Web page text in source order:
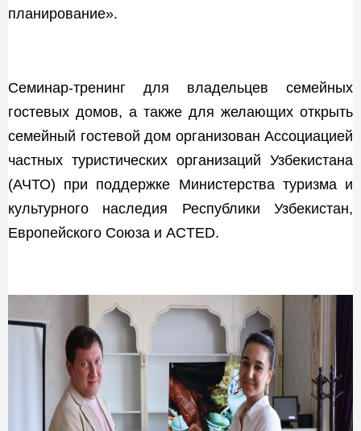
планирование».
Семинар-тренинг для владельцев семейных
гостевых домов, а также для желающих открыть
семейный гостевой дом организован Ассоциацией
частных туристических организаций Узбекистана
(АЧТО) при поддержке Министерства туризма и
культурного наследия Республики Узбекистан,
Европейского Союза и ACTED.